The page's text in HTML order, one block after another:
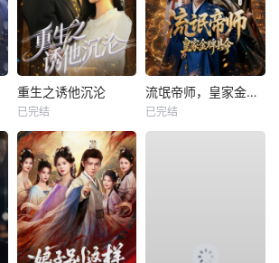
重生之诱他沉沦
已完结
流氓帝师，皇家金牌县令
已完结